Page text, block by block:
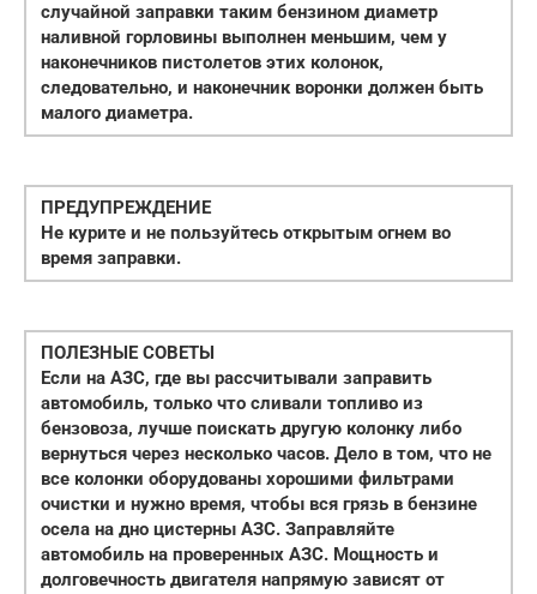
случайной заправки таким бензином диаметр
наливной горловины выполнен меньшим, чем у
наконечников пистолетов этих колонок,
следовательно, и наконечник воронки должен быть
малого диаметра.
ПРЕДУПРЕЖДЕНИЕ
Не курите и не пользуйтесь открытым огнем во
время заправки.
ПОЛЕЗНЫЕ СОВЕТЫ
Если на АЗС, где вы рассчитывали заправить
автомобиль, только что сливали топливо из
бензовоза, лучше поискать другую колонку либо
вернуться через несколько часов. Дело в том, что не
все колонки оборудованы хорошими фильтрами
очистки и нужно время, чтобы вся грязь в бензине
осела на дно цистерны АЗС. Заправляйте
автомобиль на проверенных АЗС. Мощность и
долговечность двигателя напрямую зависят от